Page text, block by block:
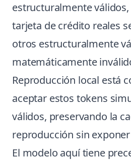
estructuralmente
tarjeta de crédito reales
otros estructuralmente
matemáticamente
Reproducción local está
aceptar estos tokens
válidos, preservando la
reproducción sin
El modelo aquí tiene